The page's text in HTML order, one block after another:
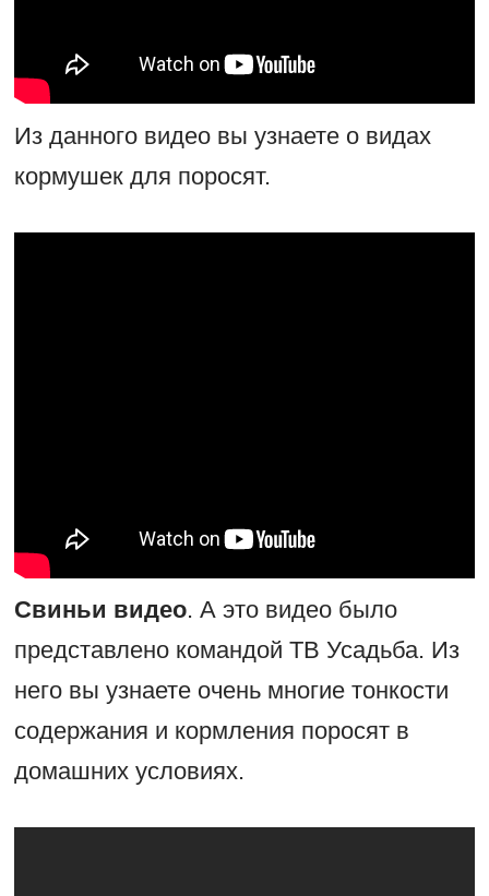
Из данного видео вы узнаете о видах
кормушек для поросят.
Свиньи видео. А это видео было
представлено командой ТВ Усадьба. Из
него вы узнаете очень многие тонкости
содержания и кормления поросят в
домашних условиях.